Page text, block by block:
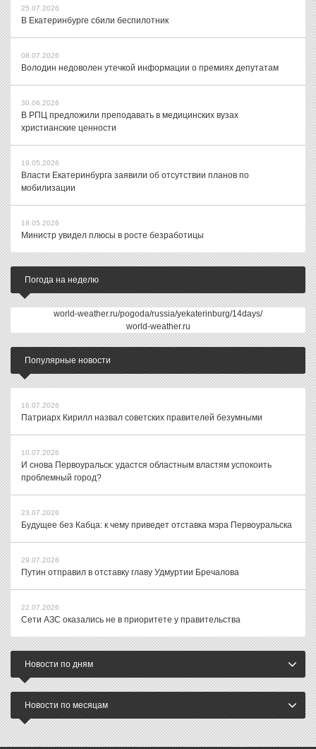
25.07.2026
В Екатеринбурге сбили беспилотник
08.07.2026
Володин недоволен утечкой информации о премиях депутатам
30.06.2026
В РПЦ предложили преподавать в медицинских вузах
христианские ценности
19.05.2026
Власти Екатеринбурга заявили об отсутствии планов по
мобилизации
18.05.2026
Министр увидел плюсы в росте безработицы
Погода на неделю
world-weather.ru/pogoda/russia/yekaterinburg/14days/
world-weather.ru
Популярные новости
16.07.2026
Патриарх Кирилл назвал советских правителей безумными
10.07.2026
И снова Первоуральск: удастся областным властям успокоить
проблемный город?
23.07.2026
Будущее без Кабца: к чему приведет отставка мэра Первоуральска
29.07.2026
Путин отправил в отставку главу Удмуртии Бречалова
22.07.2026
Сети АЗС оказались не в приоритете у правительства
Новости по дням
Новости по месяцам